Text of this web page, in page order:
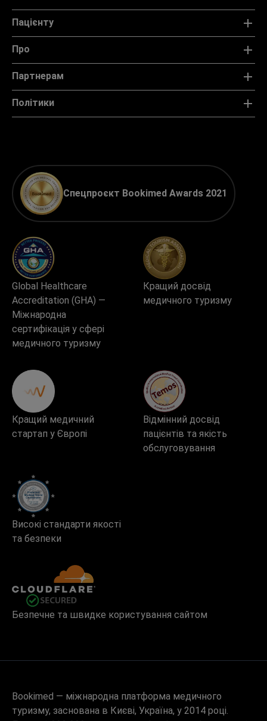
Пацієнту
Про
Партнерам
Політики
Спецпроєкт Bookimed Awards 2021
Global Healthcare
Accreditation (GHA) —
Міжнародна
сертифікація у сфері
медичного туризму
Кращий досвід
медичного туризму
Кращий медичний
стартап у Європі
Відмінний досвід
пацієнтів та якість
обслуговування
Високі стандарти якості
та безпеки
Безпечне та швидке користування сайтом
Bookimed — міжнародна платформа медичного
туризму, заснована в Києві, Україна, у 2014 році.